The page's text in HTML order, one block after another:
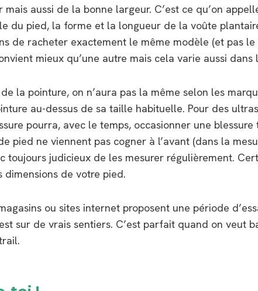
mais aussi de la bonne largeur. C’est ce qu’on
du pied, la forme et la longueur de la voûte
de racheter exactement le même modèle (et pas
mieux qu’une autre mais cela varie aussi
la pointure, on n’aura pas la même selon les
au-dessus de sa taille habituelle. Pour des
pourra, avec le temps, occasionner une
pied ne viennent pas cogner à l’avant (dans la
toujours judicieux de les mesurer régulièrement.
dimensions de votre pied.
ou sites internet proposent une période
sur de vrais sentiers. C’est parfait quand on veut